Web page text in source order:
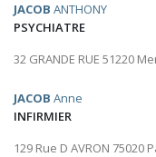
JACOB ANTHONY
PSYCHIATRE
32 GRANDE RUE 51220
JACOB Anne
INFIRMIER
129 Rue D AVRON